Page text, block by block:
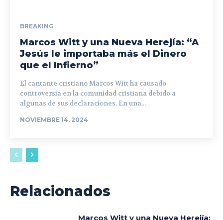
BREAKING
Marcos Witt y una Nueva Herejía: “A
Jesús le importaba más el Dinero
que el Infierno”
El cantante cristiano Marcos Witt ha causado
controversia en la comunidad cristiana debido a
algunas de sus declaraciones. En una...
NOVIEMBRE 14, 2024
Relacionados
Marcos Witt y una Nueva Herejía: